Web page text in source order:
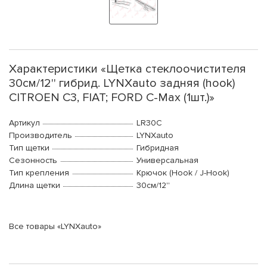
Характеристики «Щетка стеклоочистителя
30см/12'' гибрид. LYNXauto задняя (hook)
CITROEN C3, FIAT; FORD C-Max (1шт.)»
Артикул
LR30C
Производитель
LYNXauto
Тип щетки
Гибридная
Сезонность
Универсальная
Тип крепления
Крючок (Hook / J-Hook)
Длина щетки
30см/12''
Все товары «LYNXauto»